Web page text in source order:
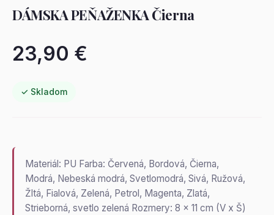
DÁMSKA PEŇAŽENKA Čierna
23,90 €
✓ Skladom
Materiál: PU Farba: Červená, Bordová, Čierna,
Modrá, Nebeská modrá, Svetlomodrá, Sivá, Ružová,
Žltá, Fialová, Zelená, Petrol, Magenta, Zlatá,
Strieborná, svetlo zelená Rozmery: 8 x 11 cm (V x Š)